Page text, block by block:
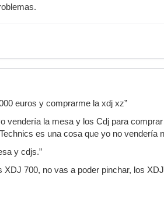
euros y comprarme la xdj xz”
vendería la mesa y los Cdj para
es una cosa que yo no vendería
y cdjs.”
700, no vas a poder pinchar, los